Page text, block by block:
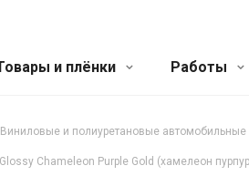
и плёнки Работы
Виниловые и полиуретановые автомобильные
Chameleon Purple Gold (хамелеон